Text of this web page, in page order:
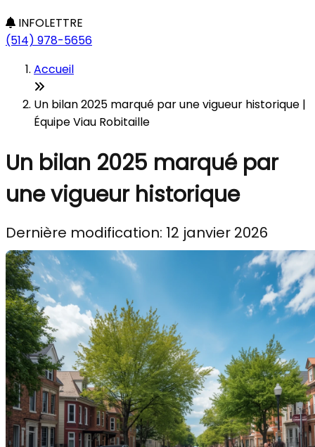
INFOLETTRE
(514) 978-5656
Accueil
Un bilan 2025 marqué par une vigueur historique |
Équipe Viau Robitaille
Un bilan 2025 marqué par
une vigueur historique
Dernière modification: 12 janvier 2026